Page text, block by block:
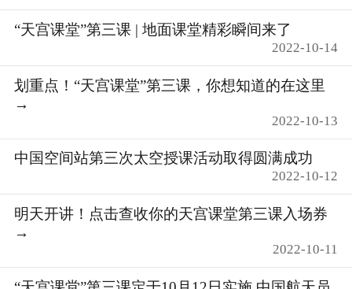
“天宫课堂”第三课 | 地面课堂精彩瞬间来了
2022-10-14
划重点！“天宫课堂”第三课，你想知道的在这里
→
2022-10-13
中国空间站第三次太空授课活动取得圆满成功
2022-10-12
明天开讲！点击查收你的天宫课堂第三课入场券
→
2022-10-11